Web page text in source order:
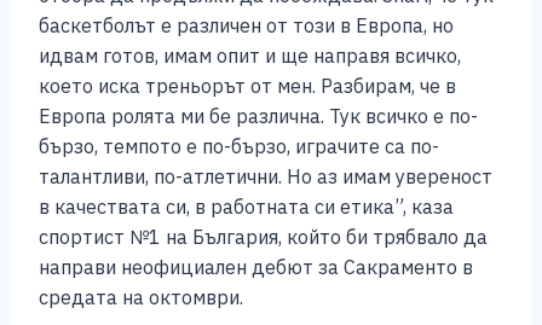
баскетболът е различен от този в Европа, но
идвам готов, имам опит и ще направя всичко,
което иска треньорът от мен. Разбирам, че в
Европа ролята ми бе различна. Тук всичко е по-
бързо, темпото е по-бързо, играчите са по-
талантливи, по-атлетични. Но аз имам увереност
в качествата си, в работната си етика”, каза
спортист №1 на България, който би трябвало да
направи неофициален дебют за Сакраменто в
средата на октомври.